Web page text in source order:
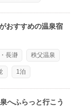
おすすめの温泉宿
長瀞 秩父温泉
1泊
へふらっと行こう